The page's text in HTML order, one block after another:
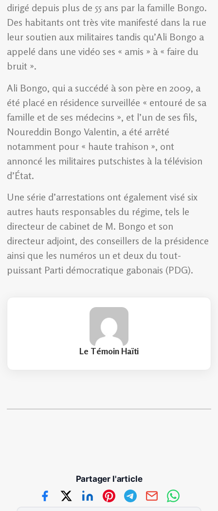
dirigé depuis plus de 55 ans par la famille Bongo.
Des habitants ont très vite manifesté dans la rue
leur soutien aux militaires tandis qu’Ali Bongo a
appelé dans une vidéo ses « amis » à « faire du
bruit ».
Ali Bongo, qui a succédé à son père en 2009, a
été placé en résidence surveillée « entouré de sa
famille et de ses médecins », et l’un de ses fils,
Noureddin Bongo Valentin, a été arrêté
notamment pour « haute trahison », ont
annoncé les militaires putschistes à la télévision
d’État.
Une série d’arrestations ont également visé six
autres hauts responsables du régime, tels le
directeur de cabinet de M. Bongo et son
directeur adjoint, des conseillers de la présidence
ainsi que les numéros un et deux du tout-
puissant Parti démocratique gabonais (PDG).
Le Témoin Haïti
Partager l'article